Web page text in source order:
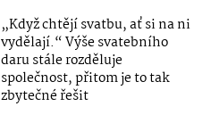
„Když chtějí svatbu, ať si na ni
vydělají.“ Výše svatebního
daru stále rozděluje
společnost, přitom je to tak
zbytečné řešit